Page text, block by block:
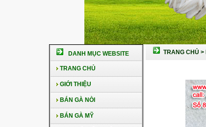
DANH MỤC WEBSITE
TRANG CHỦ
GIỚI THIỆU
BÁN GÀ NÒI
BÁN GÀ MỸ
TRANG CHỦ >